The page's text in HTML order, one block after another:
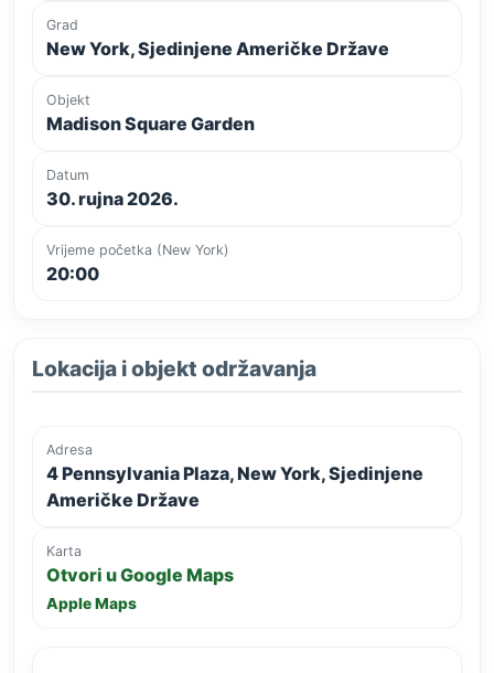
Grad
New York, Sjedinjene Američke Države
Objekt
Madison Square Garden
Datum
30. rujna 2026.
Vrijeme početka (New York)
20:00
Lokacija i objekt održavanja
Adresa
4 Pennsylvania Plaza, New York, Sjedinjene
Američke Države
Karta
Otvori u Google Maps
Apple Maps